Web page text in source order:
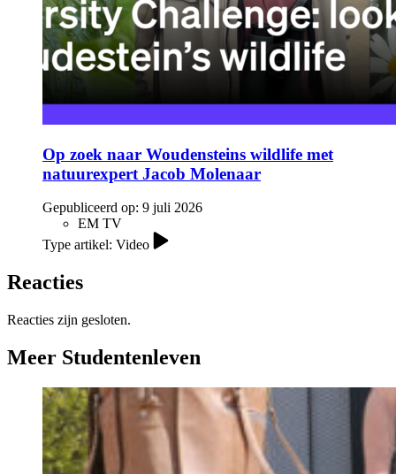
Op zoek naar Woudensteins wildlife met
natuurexpert Jacob Molenaar
Gepubliceerd op: 9 juli 2026
EM TV
Type artikel: Video
Reacties
Reacties zijn gesloten.
Meer Studentenleven